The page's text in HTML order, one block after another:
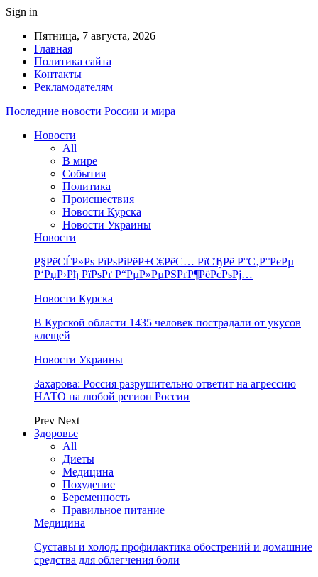
Sign in
Пятница, 7 августа, 2026
Главная
Политика сайта
Контакты
Рекламодателям
Последние новости России и мира
Новости
All
В мире
События
Политика
Происшествия
Новости Курска
Новости Украины
Новости
Р§РёСЃР»Рѕ РїРѕРіРёР±С€РёС… РїСЂРё Р°С‚Р°РєРµ
Р‘РџР›Рђ РїРѕРґ Р“РµР»РµРЅРґР¶РёРєРѕРј…
Новости Курска
В Курской области 1435 человек пострадали от укусов
клещей
Новости Украины
Захарова: Россия разрушительно ответит на агрессию
НАТО на любой регион России
Prev Next
Здоровье
All
Диеты
Медицина
Похудение
Беременность
Правильное питание
Медицина
Суставы и холод: профилактика обострений и домашние
средства для облегчения боли